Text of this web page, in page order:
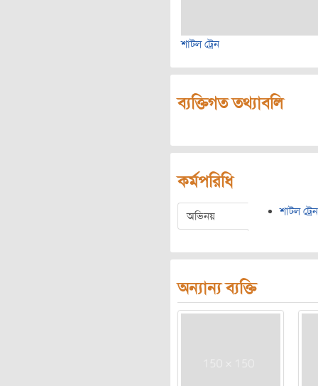
শাটল ট্রেন
ব্যক্তিগত তথ্যাবলি
কর্মপরিধি
অভিনয় শাটল ট্রেন
অন্যান্য ব্যক্তি